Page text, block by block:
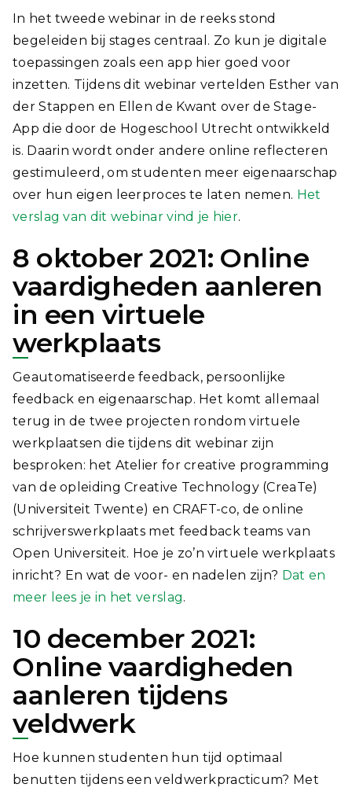
In het tweede webinar in de reeks stond
begeleiden bij stages centraal. Zo kun je digitale
toepassingen zoals een app hier goed voor
inzetten. Tijdens dit webinar vertelden Esther van
der Stappen en Ellen de Kwant over de Stage-
App die door de Hogeschool Utrecht ontwikkeld
is. Daarin wordt onder andere online reflecteren
gestimuleerd, om studenten meer eigenaarschap
over hun eigen leerproces te laten nemen. Het
verslag van dit webinar vind je hier.
8 oktober 2021: Online
vaardigheden aanleren
in een virtuele
werkplaats
Geautomatiseerde feedback, persoonlijke
feedback en eigenaarschap. Het komt allemaal
terug in de twee projecten rondom virtuele
werkplaatsen die tijdens dit webinar zijn
besproken: het Atelier for creative programming
van de opleiding Creative Technology (CreaTe)
(Universiteit Twente) en CRAFT-co, de online
schrijverswerkplaats met feedback teams van
Open Universiteit. Hoe je zo’n virtuele werkplaats
inricht? En wat de voor- en nadelen zijn? Dat en
meer lees je in het verslag.
10 december 2021:
Online vaardigheden
aanleren tijdens
veldwerk
Hoe kunnen studenten hun tijd optimaal
benutten tijdens een veldwerkpracticum? Met